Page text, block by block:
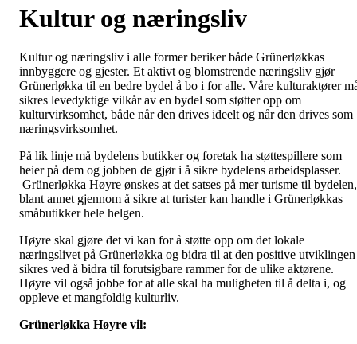
Kultur og næringsliv
Kultur og næringsliv i alle former beriker både Grünerløkkas
innbyggere og gjester. Et aktivt og blomstrende næringsliv gjør
Grünerløkka til en bedre bydel å bo i for alle. Våre kulturaktører
sikres levedyktige vilkår av en bydel som støtter opp om
kulturvirksomhet, både når den drives ideelt og når den drives som
næringsvirksomhet.
På lik linje må bydelens butikker og foretak ha støttespillere som
heier på dem og jobben de gjør i å sikre bydelens arbeidsplasser.
Grünerløkka Høyre ønskes at det satses på mer turisme til bydelen,
blant annet gjennom å sikre at turister kan handle i Grünerløkkas
småbutikker hele helgen.
Høyre skal gjøre det vi kan for å støtte opp om det lokale
næringslivet på Grünerløkka og bidra til at den positive utviklingen
sikres ved å bidra til forutsigbare rammer for de ulike aktørene.
Høyre vil også jobbe for at alle skal ha muligheten til å delta i, og
oppleve et mangfoldig kulturliv.
Grünerløkka Høyre vil: